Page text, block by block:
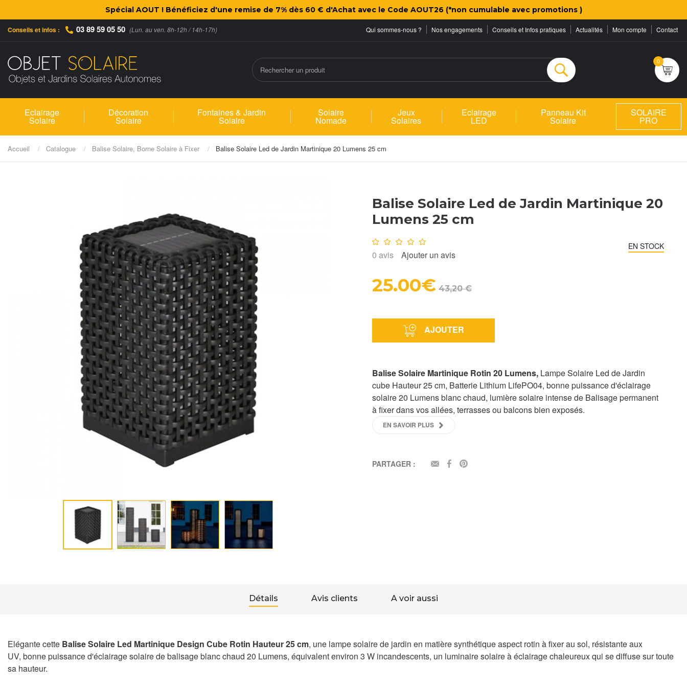
Spécial AOUT ! Bénéficiez d'une remise de 7% dès 60 € d'Achat avec le Code AOUT26 (*non cumulable avec promotions )
Conseils et infos : 03 89 59 05 50 (Lun. au ven. 8h-12h / 14h-17h) Qui sommes-nous ? Nos engagements Conseils et Infos pratiques Actualités Mon compte Contact
Rechercher
0
Eclairage
Solaire
Décoration
Solaire
Fontaines & Jardin
Solaire
Solaire
Nomade
Jeux
Solaires
Eclairage
LED
Panneau Kit
Solaire
SOLAIRE
PRO
Accueil Catalogue Balise Solaire, Borne Solaire à Fixer Balise Solaire Led de Jardin Martinique 20 Lumens 25 cm
Balise Solaire Led de Jardin Martinique 20
Lumens 25 cm
Note : 0/10
0 avis Ajouter un avis
EN STOCK
25.00€ 43,20 €
AJOUTER
Balise Solaire Martinique Rotin 20 Lumens, Lampe Solaire Led de Jardin
cube Hauteur 25 cm, Batterie Lithium LifePO04, bonne puissance d'éclairage
solaire 20 Lumens blanc chaud, lumière solaire intense de Balisage permanent
à fixer dans vos allées, terrasses ou balcons bien exposés.
EN SAVOIR PLUS
PARTAGER : EMAILFACEBOOK
Détails Avis clients A voir aussi
Elégante cette Balise Solaire Led Martinique Design Cube Rotin Hauteur 25 cm, une lampe solaire de jardin en matière synthétique aspect rotin à fixer au sol, résistante aux
UV, bonne puissance d'éclairage solaire de balisage blanc chaud 20 Lumens, équivalent environ 3 W incandescents, un luminaire solaire à éclairage chaleureux qui se diffuse sur toute
sa hauteur.